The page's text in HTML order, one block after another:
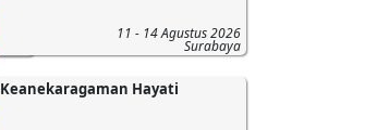
11 - 14 Agustus 2026
Surabaya
Keanekaragaman Hayati